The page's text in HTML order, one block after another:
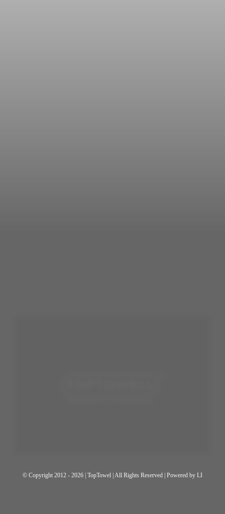
© Copyright 2012 - 2026 | TopTowel | All Rights Reserved | Powered by LI